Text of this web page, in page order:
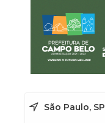
São Paulo, SP